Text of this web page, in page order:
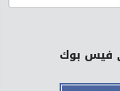
فيس بوك